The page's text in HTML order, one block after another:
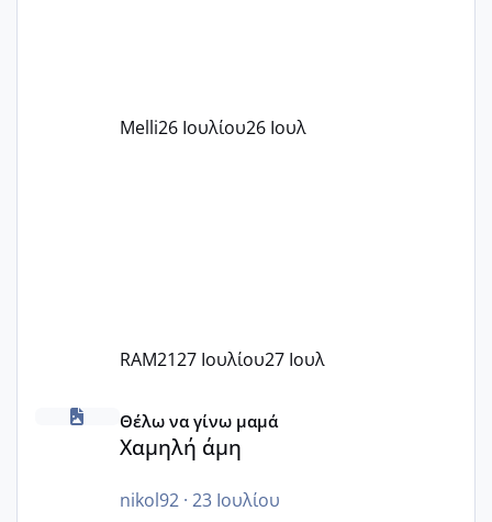
Εγώ πήγα σε έναν ιδιωτικό παιδικό στ
Melli26 Ιουλίου26 Ιουλ
RAM2127 Ιουλίου27 Ιουλ
Χαμηλή άμη
Θέλω να γίνω μαμά
Χαμηλή άμη
nikol92· 23 Ιουλίου